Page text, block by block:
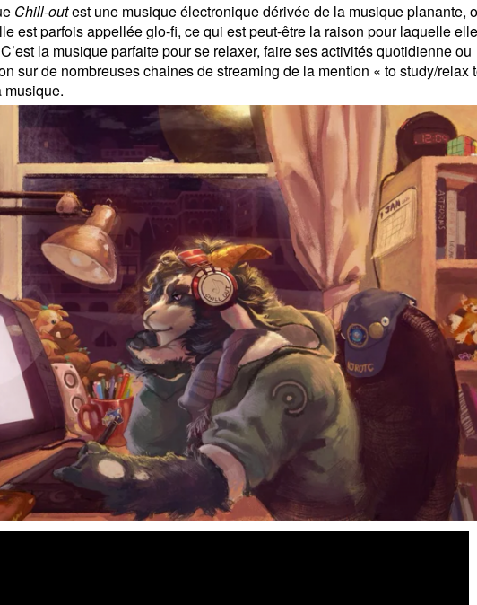
Chill-outest une musique électronique dérivée de la musique planante,
est parfois appellée glo-fi, ce qui est peut-être la raison pour laquelle
C’est la musique parfaite pour se relaxer, faire ses activités quotidienne ou
sur de nombreuses chaines de streaming de la mention « to study/relax
musique.